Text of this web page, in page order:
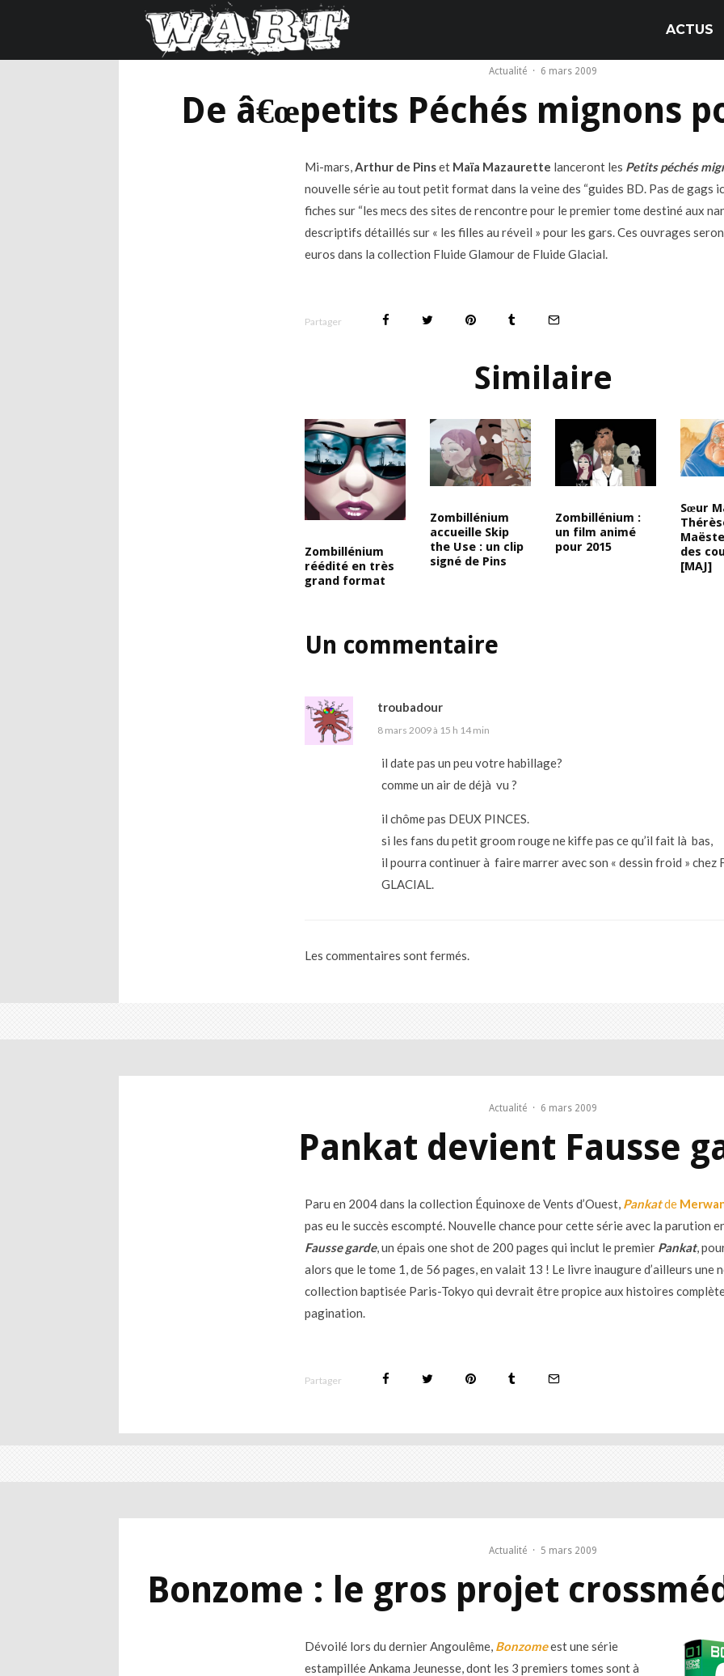
ACTUS
Actualité · 6 mars 2009
De â€œpetits Péchés mignons
Mi-mars,Arthur de Pinset Maïa Mazaurette lanceront les Petits péchés
nouvelle série au tout petit format dans la veine des “guides BD. Pas de gags
fiches sur “les mecs des sites de rencontre pour le premier tome destiné aux
descriptifs détaillés sur « les filles au réveil » pour les gars. Ces ouvrages
euros dans la collection Fluide Glamour de Fluide Glacial.
Partager
Similaire
Zombillénium
réédité en très
grand format
Zombillénium
accueille Skip
the Use : un clip
signé de Pins
Zombillénium :
un film animé
pour 2015
Sœur
des
[MAJ]
Un commentaire
troubadour
8 mars 2009 à 15 h 14 min
il date pas un peu votre habillage?
comme un air de déjà vu ?
il chôme pas DEUX PINCES.
si les fans du petit groom rouge ne kiffe pas ce qu’il fait là bas,
il pourra continuer à faire marrer avec son « dessin froid » chez
GLACIAL.
Les commentaires sont fermés.
Actualité · 6 mars 2009
Pankat devient Fausse
Paru en 2004 dans la collection Équinoxe de Vents d’Ouest, Pankatde
pas eu le succès escompté. Nouvelle chance pour cette série avec la parution
Fausse garde, un épais one shot de 200 pages qui inclut le premier Pankat,
alors que le tome 1, de 56 pages, en valait 13 ! Le livre inaugure d’ailleurs une
collection baptisée Paris-Tokyo qui devrait être propice aux histoires
pagination.
Partager
Actualité · 5 mars 2009
Bonzome : le gros projet
Dévoilé lors du dernier Angoulême, Bonzomeest une série
estampillée Ankama Jeunesse, dont les 3 premiers tomes sont à